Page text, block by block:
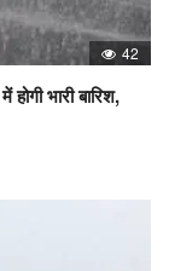
42
भारी बारिश,